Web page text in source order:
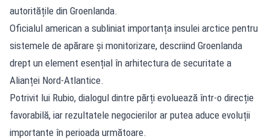
autoritățile din Groenlanda.
Oficialul american a subliniat importanța insulei arctice pentru
sistemele de apărare și monitorizare, descriind Groenlanda
drept un element esențial în arhitectura de securitate a
Alianței Nord-Atlantice.
Potrivit lui Rubio, dialogul dintre părți evoluează într-o direcție
favorabilă, iar rezultatele negocierilor ar putea aduce evoluții
importante în perioada următoare.